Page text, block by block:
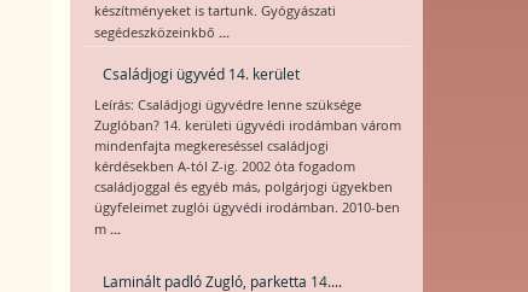
készítményeket is tartunk. Gyógyászati
segédeszközeinkbő ...
Családjogi ügyvéd 14. kerület
Leírás: Családjogi ügyvédre lenne szüksége
Zuglóban? 14. kerületi ügyvédi irodámban várom
mindenfajta megkereséssel családjogi
kérdésekben A-tól Z-ig. 2002 óta fogadom
családjoggal és egyéb más, polgárjogi ügyekben
ügyfeleimet zuglói ügyvédi irodámban. 2010-ben
m ...
Laminált padló Zugló, parketta 14....